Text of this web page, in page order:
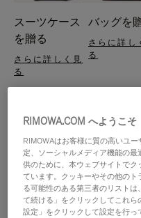
スーツケース
を贈る
さらに詳しく見
る
バッグを
さらに詳し
る
RIMOWA.COM へようこそ
RIMOWAはお客様に質の高いユ
定、ソーシャルメディア機能の
供のために、本ウェブサイトで
ています。クッキーやその他の
る可能性のある第三者のリストは
て続ける」をクリックしてこれ
設定」をクリックして設定を行っ